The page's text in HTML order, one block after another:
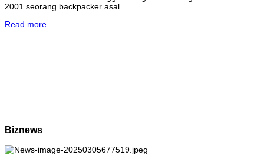
2001 seorang backpacker asal...
Read more
Biznews